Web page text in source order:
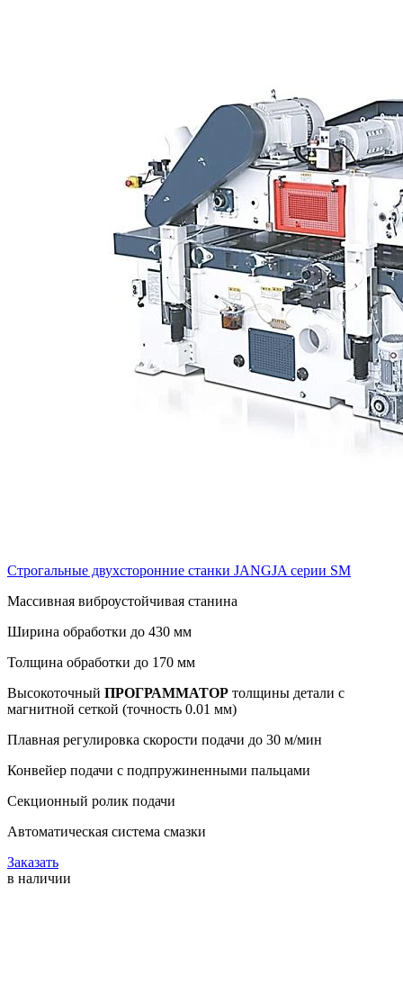
Строгальные двухсторонние станки JANGJA серии SM
Массивная виброустойчивая станина
Ширина обработки до 430 мм
Толщина обработки до 170 мм
Высокоточный ПРОГРАММАТОР толщины детали с
магнитной сеткой (точность 0.01 мм)
Плавная регулировка скорости подачи до 30 м/мин
Конвейер подачи с подпружиненными пальцами
Секционный ролик подачи
Автоматическая система смазки
Заказать
в наличии